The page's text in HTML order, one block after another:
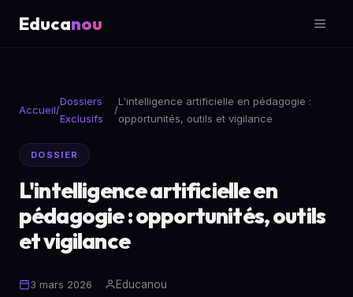
Educanou
Accueil/
Dossiers
Exclusifs
/
L'intelligence artificielle en pédagogie :
opportunités, outils et vigilance
DOSSIER
L'intelligence artificielle en
pédagogie : opportunités, outils
et vigilance
3 mars 2026 Educanou